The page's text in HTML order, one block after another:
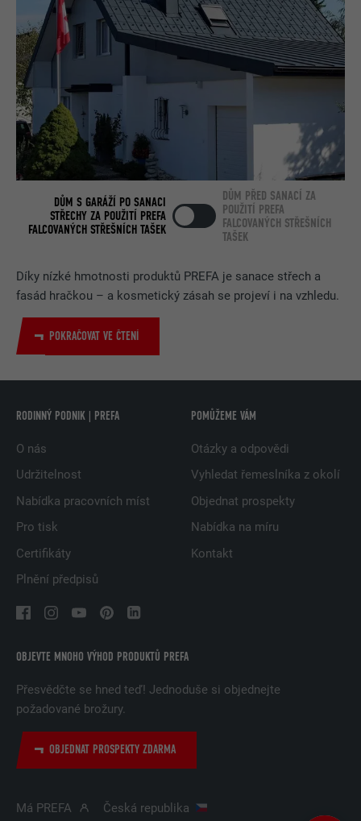
Díky nízké hmotnosti produktů PREFA je sanace střech a
fasád hračkou – a kosmetický zásah se projeví i na vzhledu.
POKRAČOVAT VE ČTENÍ
DŮM S GARÁŽÍ PO SANACI
STŘECHY ZA POUŽITÍ PREFA
FALCOVANÝCH STŘEŠNÍCH TAŠEK
DŮM PŘED SANACÍ ZA
POUŽITÍ PREFA
FALCOVANÝCH STŘEŠNÍCH
TAŠEK
OBJEVTE MNOHO VÝHOD PRODUKTŮ PREFA
Přesvědčte se hned teď! Jednoduše si objednejte
požadované brožury.
OBJEDNAT PROSPEKTY ZDARMA
RODINNÝ PODNIK | PREFA
O nás
Udržitelnost
Nabídka pracovních míst
Pro tisk
Certifikáty
Plnění předpisů
POMŮŽEME VÁM
Otázky a odpovědi
Vyhledat řemeslníka z okolí
Objednat prospekty
Nabídka na míru
Kontakt
Má PREFA Česká republika